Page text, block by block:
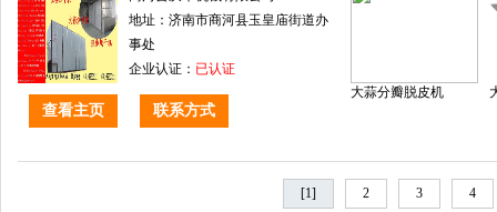
地址：济南市商河县玉皇庙街道办
事处
企业认证： 已认证
查看主页 联系方式
大蒜分瓣脱皮机
[1] 2 3 4